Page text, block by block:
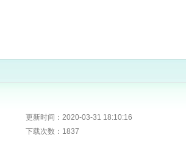
更新时间： 2020-03-31 18:10:16
下载次数： 1837